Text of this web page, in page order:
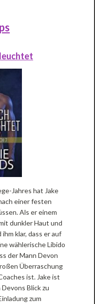
Jahres hat Jake
einer festen
Als er einem
dunkler Haut und
klar, dass er auf
wählerische Libido
der Mann Devon
Überraschung
ist. Jake ist
Blick zu
zum